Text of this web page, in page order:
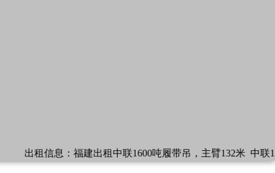
出租信息： 福建出租中联1600吨履带吊，主臂132米 中联